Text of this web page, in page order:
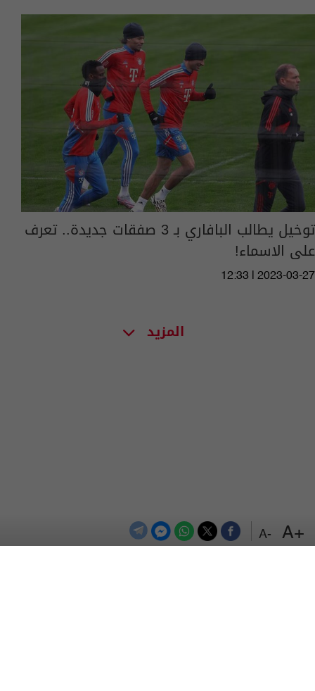
+A
-A
توخيل يطالب البافاري بـ 3 صفقات جديدة.. تعرف
على الاسماء!
12:33 | 2023-03-27
المزيد